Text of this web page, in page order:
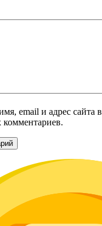
email и адрес сайта